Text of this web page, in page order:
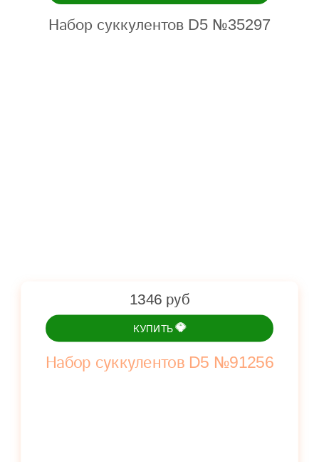
Набор суккулентов D5 №35297
1346 руб
КУПИТЬ💎
Набор суккулентов D5 №91256